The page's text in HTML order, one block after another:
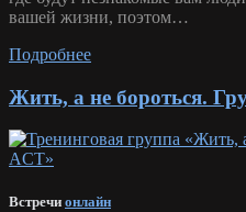
вашей жизни, поэтом…
Подробнее
Жить, а не бороться.
Встречи онлайн